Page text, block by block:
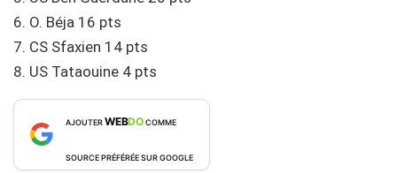
6. O. Béja 16 pts
7. CS Sfaxien 14 pts
8. US Tataouine 4 pts
AJOUTERWEBDOCOMME
SOURCE PRÉFÉRÉE SUR GOOGLE